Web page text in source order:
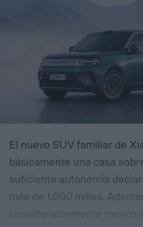
restringida a menos que
inmediato, reconocerás el
diferencia es que esta
pulido lo suficiente como
confundirla con la realidad.
El nuevo SUV familiar de
básicamente una casa
suficiente autonomía
más de 1.000 millas.